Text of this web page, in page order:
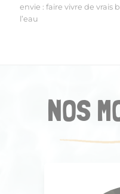
envie : faire vivre de vrais
l’eau
NOS